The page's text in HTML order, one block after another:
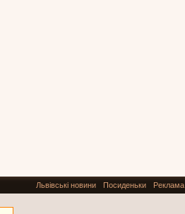
Львівські новини Посиденьки Реклама